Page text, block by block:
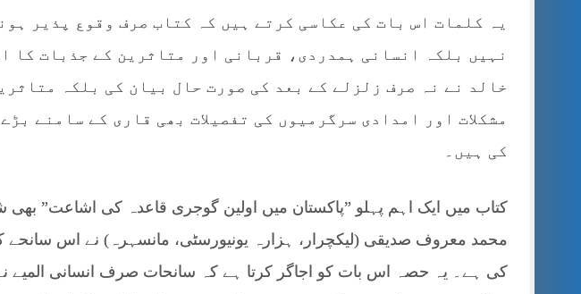
یہ کلمات اس بات کی عکاسی کرتے ہیں کہ کتاب صرف وقوع پذیر
نہیں بلکہ انسانی ہمدردی، قربانی اور متاثرین کے جذبات کا
خالد نے نہ صرف زلزلے کے بعد کی صورت حال بیان کی بلکہ
مشکلات اور امدادی سرگرمیوں کی تفصیلات بھی قاری کے سامنے
کی ہیں۔
کتاب میں ایک اہم پہلو ”پاکستان میں اولین گوجری قاعدہ کی اشاعت”
محمد معروف صدیقی (لیکچرار، ہزارہ یونیورسٹی، مانسہرہ) نے اس سانحے
کی ہے۔ یہ حصہ اس بات کو اجاگر کرتا ہے کہ سانحات صرف انسانی المیے